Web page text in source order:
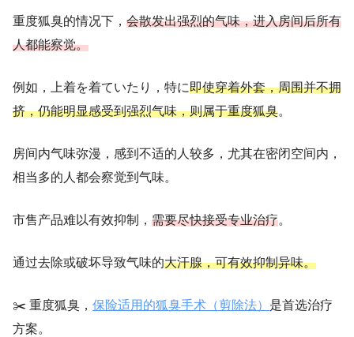
重度狐臭的情况下， 会散发出强烈的气味，进入房间后所有
人都能察觉。
例如，上着を着ていたり，特に即使穿着外套，周围并不拥
挤，仍能明显感受到强烈气味，则属于重度狐臭。
房间内气味弥漫，感到不适的人较多，尤其在密闭空间内，
相当多的人都会察觉到气味。
市售产品难以有效抑制， 需要尽快接受专业治疗。
通过去除或破坏导致气味的大汗腺，可有效抑制异味。
✂️ 重度狐臭， 保险适用的狐臭手术（剪除法） 是首选治疗
方案。